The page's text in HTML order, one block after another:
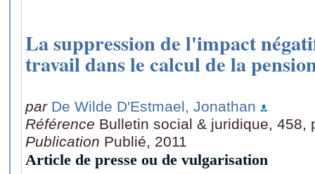
La suppression de l'impact
travail dans le calcul de la
par De Wilde D'Estmael, Jonathan
Référence Bulletin social & juridique, 458,
Publication Publié, 2011
Article de presse ou de vulgarisation